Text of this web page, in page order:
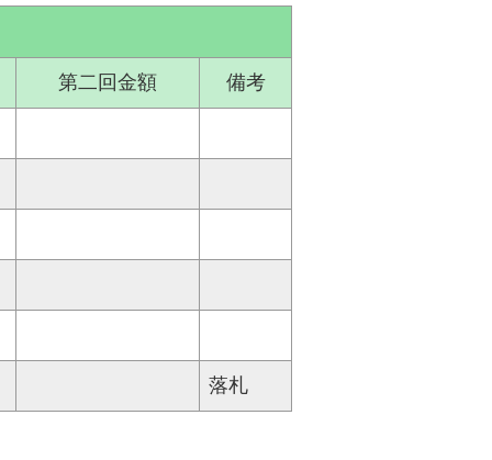
第二回金額 備考
落札